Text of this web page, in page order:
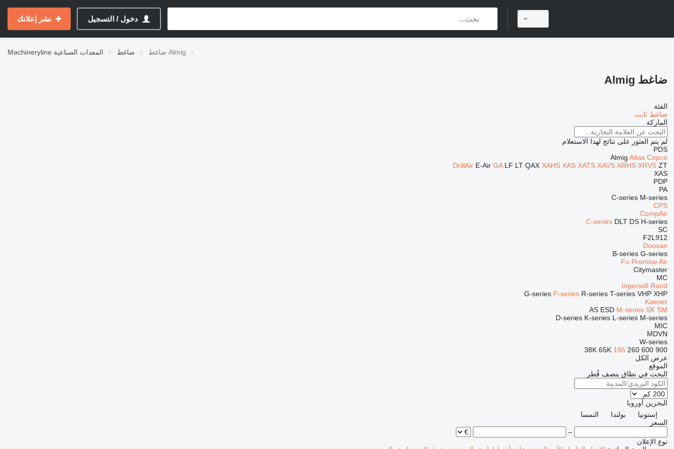
دخول / التسجيل نشر إعلانك
Machineryline المعدات الصناعية ضاغط ضاغط Almig
ضاغط Almig
الفئة
ضاغط ثابت
الماركة
لم يتم العثور على نتائج لهذا الاستعلام
PDS
Almig Atlas Copco
DrillAir E-Air GA LF LT QAX XAHS XAS XATS XAVS XRHS XRVS ZT
XAS
PDP
PA
C-series M-series
CPS
CompAir
C-series DLT DS H-series
SC
F2L912
Doosan
B-series G-series
Fu Promise Air
Citymaster
MC
Ingersoll Rand
G-series P-series R-series T-series VHP XHP
Kaeser
AS ESD M-series SK SM
D-series K-series L-series M-series
MIC
MDVN
W-series
38K 65K 185 260 600 900
عرض الكل
الموقع
البحث في نطاق بنصف قُطر
البحرين أوروبا
إستونيا
بولندا
النمسا
السعر
–
نوع الإعلان